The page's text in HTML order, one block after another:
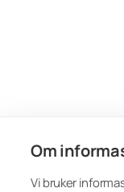
Om
Vi bruker